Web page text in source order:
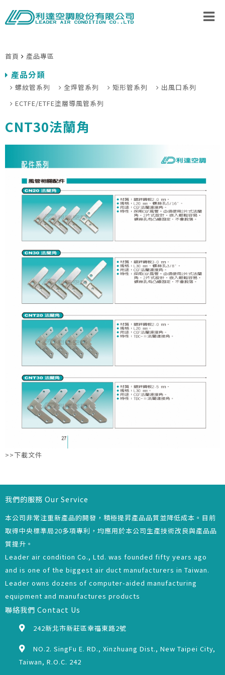
首頁 產品專區
產品分類
螺紋管系列 全焊管系列 矩形管系列
出風口系列
ECTFE/ETFE塗層導風管系列
CNT30法蘭角
>>下載文件
我們的服務 Our Service
本公司非常注重新產品的開發，積極提昇產品品質並降低成本。目前
取得中央標準局20多項專利，均應用於本公司生產技術改良與產品品
質提升。
Leader air condition Co., Ltd. was founded fifty years ago
and is one of the biggest air duct manufacturers in Taiwan.
Leader owns dozens of computer-aided manufacturing
equipment and manufactures products
聯絡我們 Contact Us
242新北市新莊區幸福東路2號
NO.2. SingFu E. RD., Xinzhuang Dist., New Taipei City,
Taiwan, R.O.C. 242